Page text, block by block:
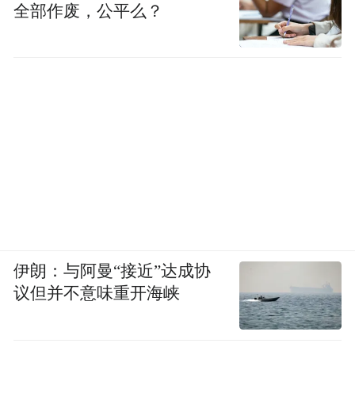
全部作废，公平么？
伊朗：与阿曼“接近”达成协
议但并不意味重开海峡